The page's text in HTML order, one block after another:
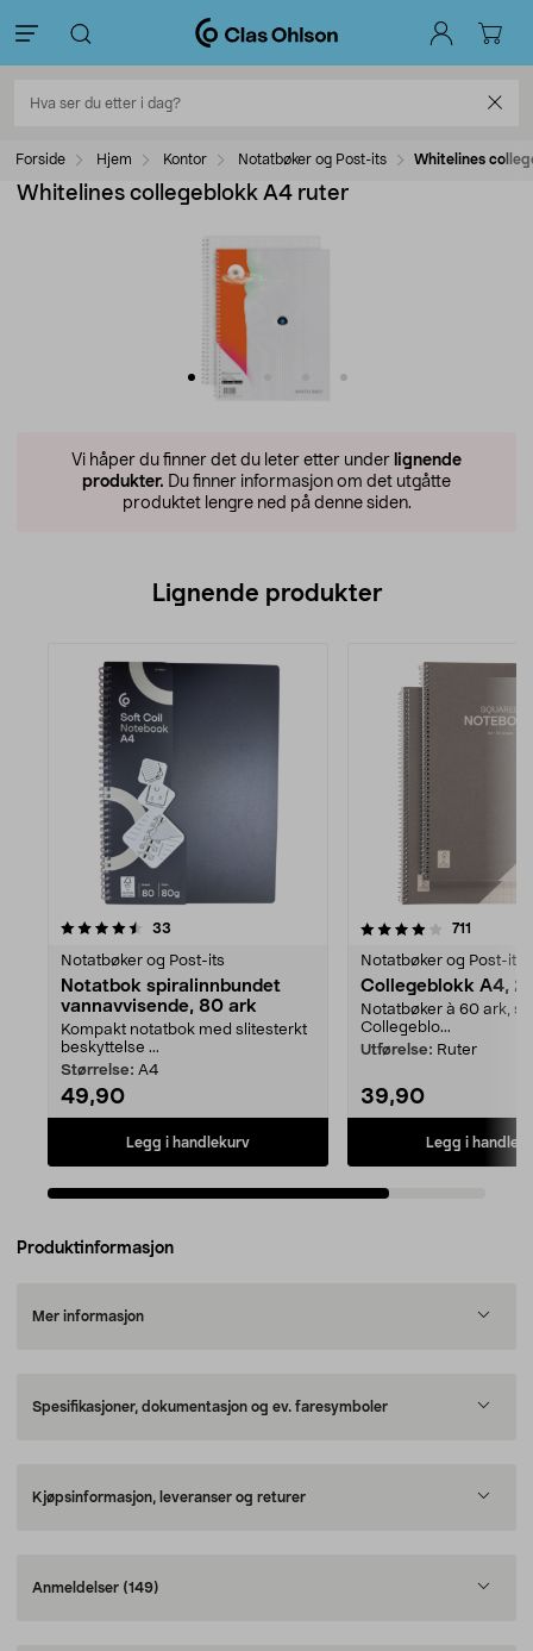
Forside Hjem Kontor Notatbøker og Post-its Whitelines
Whitelines collegeblokk A4 ruter
Vi håper du finner det du leter etter under lignende
produkter. Du finner informasjon om det utgåtte
produktet lengre ned på denne siden.
Lignende produkter
33
Notatbøker og Post-its
Notatbok spiralinnbundet
vannavvisende, 80 ark
Kompakt notatbok med slitesterkt
beskyttelse ...
Størrelse: A4
49,90
Legg i handlekurv
4.0av 5 stjerner 711
Notatbøker og Post-its
Collegeblokk A4,
Notatbøker à 60 ark,
Collegeblo...
Utførelse: Ruter
39,90
Legg i
Produktinformasjon
Mer informasjon
Spesifikasjoner, dokumentasjon og ev. faresymboler
Kjøpsinformasjon, leveranser og returer
Anmeldelser (149)